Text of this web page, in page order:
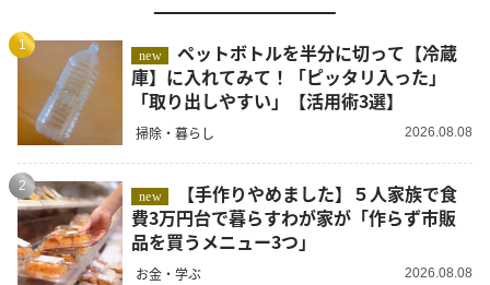
1
new
ペットボトルを半分に切って【冷蔵
庫】に入れてみて！「ピッタリ入った」
「取り出しやすい」【活用術3選】
掃除・暮らし 2026.08.08
2
new
費3万円台で暮らすわが家が「作らず市販
品を買うメニュー3つ」
お金・学ぶ 2026.08.08